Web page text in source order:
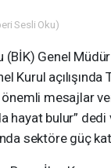
Sesli Oku)
(BİK) Genel
Kurul açılışında
mesajlar
hayat bulur” dedi
sektöre güç